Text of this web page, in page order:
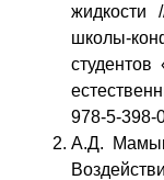
жидкости
школы-
978-5-398-
А.Д.